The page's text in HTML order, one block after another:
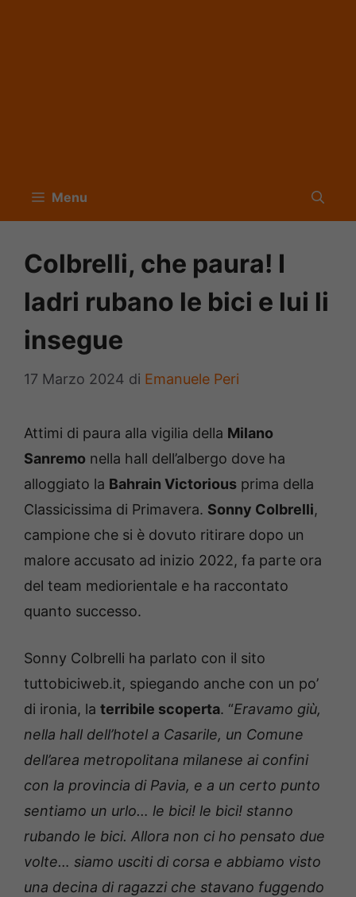
Menu
Colbrelli, che paura! I
ladri rubano le bici e lui li
insegue
17 Marzo 2024 di Emanuele Peri
Attimi di paura alla vigilia della Milano
Sanremo nella hall dell’albergo dove ha
alloggiato la Bahrain Victorious prima della
Classicissima di Primavera. Sonny Colbrelli,
campione che si è dovuto ritirare dopo un
malore accusato ad inizio 2022, fa parte ora
del team mediorientale e ha raccontato
quanto successo.
Sonny Colbrelli ha parlato con il sito
tuttobiciweb.it, spiegando anche con un po’
di ironia, la terribile scoperta. “Eravamo giù,
nella hall dell’hotel a Casarile, un Comune
dell’area metropolitana milanese ai confini
con la provincia di Pavia, e a un certo punto
sentiamo un urlo… le bici! le bici! stanno
rubando le bici. Allora non ci ho pensato due
volte… siamo usciti di corsa e abbiamo visto
una decina di ragazzi che stavano fuggendo